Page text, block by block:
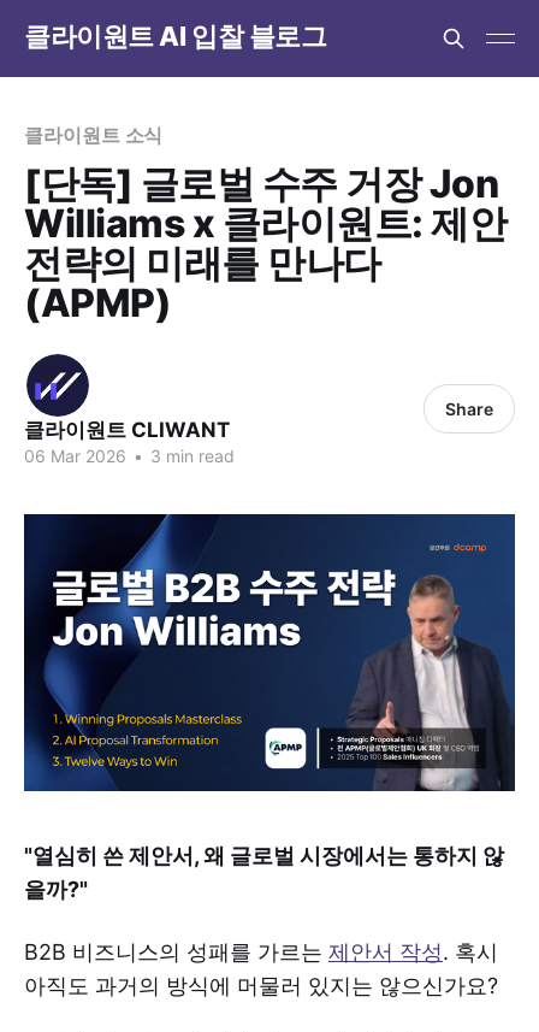
클라이원트 AI 입찰 블로그
클라이원트 소식
[단독] 글로벌 수주 거장 Jon
Williams x 클라이원트: 제안
전략의 미래를 만나다
(APMP)
클라이원트 CLIWANT
06 Mar 2026 • 3 min read
Share
"열심히 쓴 제안서, 왜 글로벌 시장에서는 통하지 않
을까?"
B2B 비즈니스의 성패를 가르는 제안서 작성. 혹시
아직도 과거의 방식에 머물러 있지는 않으신가요?